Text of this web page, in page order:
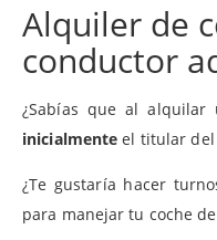
Alquiler de
conductor
¿Sabías que al
inicialmente el titular del
¿Te gustaría hacer
para manejar tu coche